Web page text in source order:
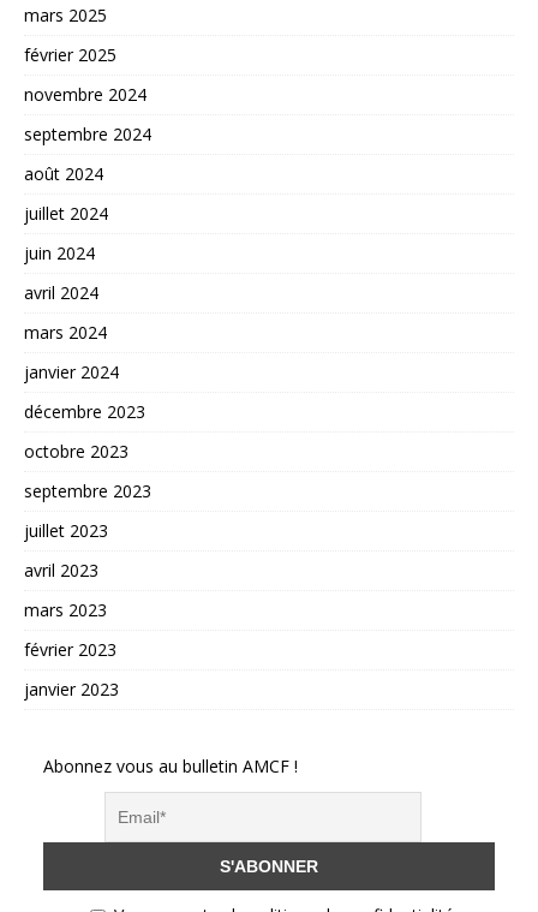
mars 2025
février 2025
novembre 2024
septembre 2024
août 2024
juillet 2024
juin 2024
avril 2024
mars 2024
janvier 2024
décembre 2023
octobre 2023
septembre 2023
juillet 2023
avril 2023
mars 2023
février 2023
janvier 2023
Abonnez vous au bulletin AMCF !